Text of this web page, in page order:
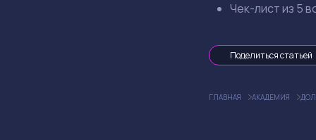
Чек-лист из 5
Поделиться статьей
ГЛАВНАЯ АКАДЕМИЯ